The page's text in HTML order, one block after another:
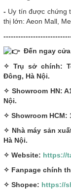
- Uy tín được chứng
thị lớn: Aeon Mall,
Đến ngay cửa
✧ Trụ sở chính:
Đông, Hà Nội.
✧ Showroom HN:
Nội.
✧ Showroom HCM:
✧ Nhà máy sản
Hà Nội.
✧ Website: https://
✧ Fanpage chính
✧ Shopee: https://